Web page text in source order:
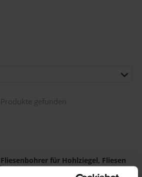
Produkte gefunden
für Hohlziegel, Fliesen